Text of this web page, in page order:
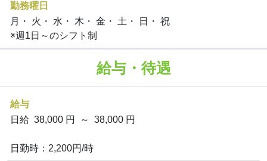
勤務曜日
月・ 火・ 水・ 木・ 金・ 土・ 日・ 祝
※週1日～のシフト制
給与・待遇
給与
日給 38,000 円 ～ 38,000 円
日勤時：2,200円/時